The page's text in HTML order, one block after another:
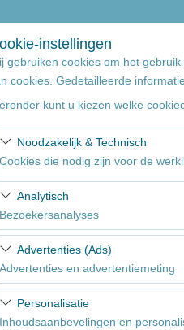
instellingen
gebruiken cookies om het
cookies. Gedetailleerde
kunt u kiezen welke
Noodzakelijk & Technisch
Cookies die nodig zijn voor de
Deze cookies zijn noodzakelijk
basisfunctionaliteiten. Ze kunnen
Analytisch
Bezoekersanalyses
Deze cookies stellen ons in staat
bezochte pagina’s,
de gebruikerservaring
Advertenties (Ads)
Advertenties en advertentiemeting
Deze cookies stellen ons in staat
effectiviteit van onze
Personalisatie
Inhoudsaanbevelingen en